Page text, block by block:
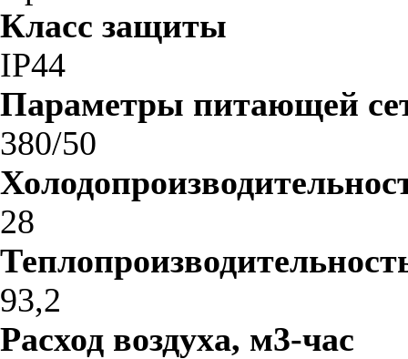
Класс защиты
IP44
Параметры питающей
380/50
28
93,2
Расход воздуха, м3-час